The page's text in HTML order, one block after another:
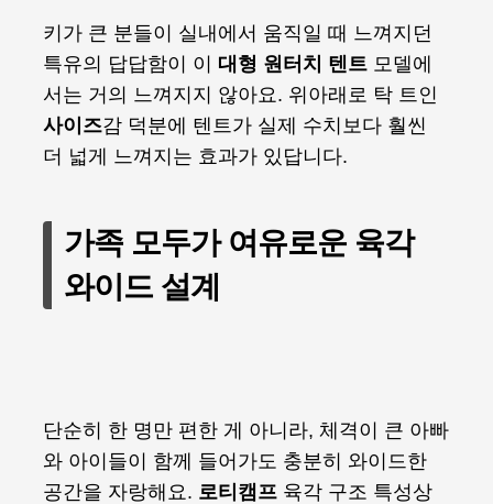
키가 큰 분들이 실내에서 움직일 때 느껴지던
특유의 답답함이 이 대형 원터치 텐트 모델에
서는 거의 느껴지지 않아요. 위아래로 탁 트인
사이즈감 덕분에 텐트가 실제 수치보다 훨씬
더 넓게 느껴지는 효과가 있답니다.
가족 모두가 여유로운 육각
와이드 설계
단순히 한 명만 편한 게 아니라, 체격이 큰 아빠
와 아이들이 함께 들어가도 충분히 와이드한
공간을 자랑해요. 로티캠프 육각 구조 특성상